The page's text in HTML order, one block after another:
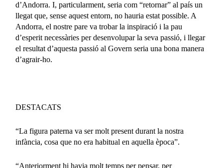
d’Andorra. I, particularment, seria com “retornar” al país un
llegat que, sense aquest entorn, no hauria estat possible. A
Andorra, el nostre pare va trobar la inspiració i la pau
d’esperit necessàries per desenvolupar la seva passió, i llegar
el resultat d’aquesta passió al Govern seria una bona manera
d’agrair-ho.
DESTACATS
“La figura paterna va ser molt present durant la nostra
infància, cosa que no era habitual en aquella època”.
“Anteriorment hi havia molt temps per pensar, per